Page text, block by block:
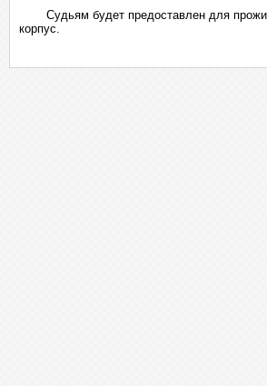
Судьям будет предоставлен для
корпус.